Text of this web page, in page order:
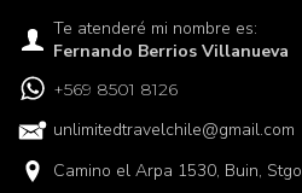
Te atenderé mi nombre es:
Fernando Berrios Villanueva
+569 8501 8126
unlimitedtravelchile@gmail.com
Camino el Arpa 1530, Buin, Stgo